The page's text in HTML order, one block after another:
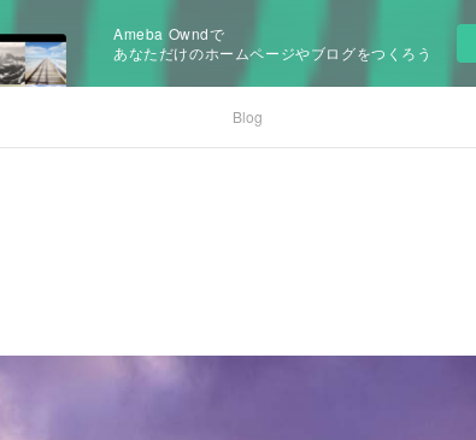
Ameba Owndで
あなただけのホームページやブログをつくろう
Blog